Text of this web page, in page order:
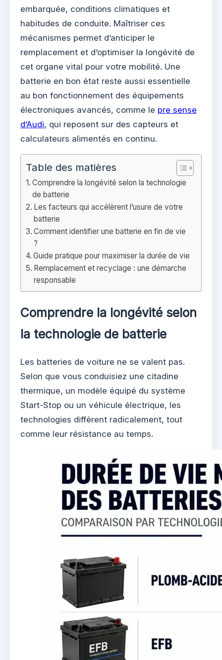
embarquée, conditions climatiques et
habitudes de conduite. Maîtriser ces
mécanismes permet d’anticiper le
remplacement et d’optimiser la longévité de
cet organe vital pour votre mobilité. Une
batterie en bon état reste aussi essentielle
au bon fonctionnement des équipements
électroniques avancés, comme le pre sense
d’Audi, qui reposent sur des capteurs et
calculateurs alimentés en continu.
Table des matières
Comprendre la longévité selon la technologie
de batterie
Les facteurs qui accélèrent l’usure de votre
batterie
Comment identifier une batterie en fin de vie
?
Guide pratique pour maximiser la durée de vie
Remplacement et recyclage : une démarche
responsable
Comprendre la longévité selon
la technologie de batterie
Les batteries de voiture ne se valent pas.
Selon que vous conduisiez une citadine
thermique, un modèle équipé du système
Start-Stop ou un véhicule électrique, les
technologies diffèrent radicalement, tout
comme leur résistance au temps.